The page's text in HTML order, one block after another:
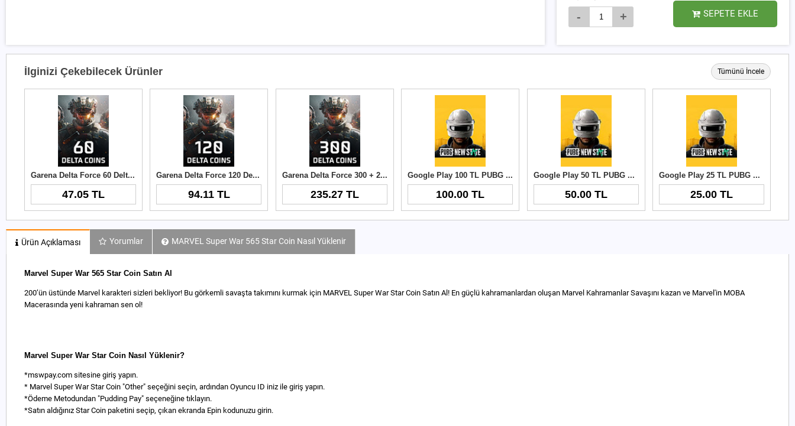
- + SEPETE EKLE
İlginizi Çekebilecek Ürünler Tümünü İncele
Garena Delta Force 60 Delta Coins TR
47.05 TL
Garena Delta Force 120 Delta Coins TR
94.11 TL
Garena Delta Force 300 + 21 Delta Coins TR
235.27 TL
Google Play 100 TL PUBG New State NC
100.00 TL
Google Play 50 TL PUBG New State NC
50.00 TL
Google Play 25 TL PUBG New State NC
25.00 TL
Ürün Açıklaması Yorumlar MARVEL Super War 565 Star Coin Nasıl Yüklenir
Marvel Super War 565 Star Coin Satın Al
200’ün üstünde Marvel karakteri sizleri bekliyor! Bu görkemli savaşta takımını kurmak için MARVEL Super War Star Coin Satın Al! En güçlü kahramanlardan oluşan Marvel Kahramanlar Savaşını kazan ve Marvel'in MOBA
Macerasında yeni kahraman sen ol!
Marvel Super War Star Coin Nasıl Yüklenir?
*mswpay.com sitesine giriş yapın.
* Marvel Super War Star Coin "Other" seçeğini seçin, ardından Oyuncu ID iniz ile giriş yapın.
*Ödeme Metodundan "Pudding Pay" seçeneğine tıklayın.
*Satın aldığınız Star Coin paketini seçip, çıkan ekranda Epin kodunuzu girin.